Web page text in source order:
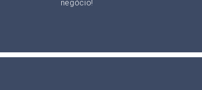
negócio!